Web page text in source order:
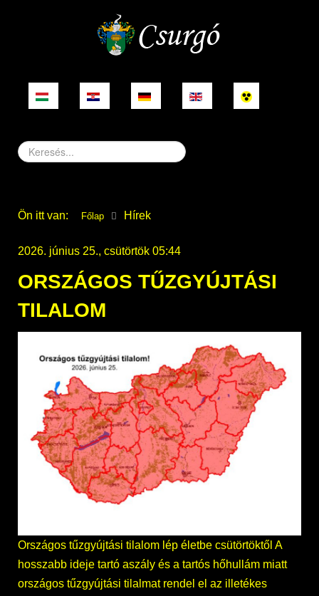
Keresés...
Ön itt van: Főlap Hírek
2026. június 25., csütörtök 05:44
ORSZÁGOS TŰZGYÚJTÁSI
TILALOM
Országos tűzgyújtási tilalom lép életbe csütörtöktől A
hosszabb ideje tartó aszály és a tartós hőhullám miatt
országos tűzgyújtási tilalmat rendel el az illetékes